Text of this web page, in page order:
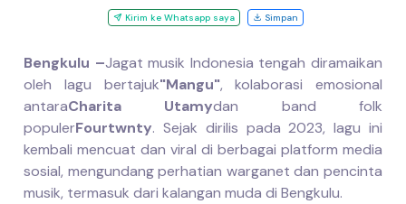
Kirim ke Whatsapp saya Simpan
Bengkulu –Jagat musik Indonesia tengah diramaikan
oleh lagu bertajuk"Mangu", kolaborasi emosional
antaraCharita Utamydan band folk
populerFourtwnty. Sejak dirilis pada 2023, lagu ini
kembali mencuat dan viral di berbagai platform media
sosial, mengundang perhatian warganet dan pencinta
musik, termasuk dari kalangan muda di Bengkulu.